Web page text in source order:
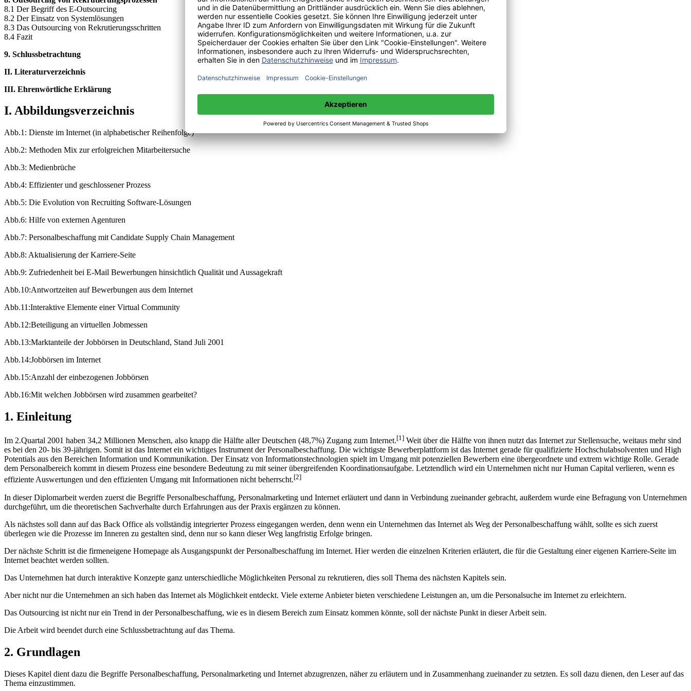
8.1 Der Begriff des E-Outsourcing
8.2 Der Einsatz von Systemlösungen
8.3 Das Outsourcing von Rekrutierungsschritten
8.4 Fazit
9. Schlussbetrachtung
II. Literaturverzeichnis
III. Ehrenwörtliche Erklärung
I. Abbildungsverzeichnis
Abb.1: Dienste im Internet (in alphabetischer Reihenfolge)
Abb.2: Methoden Mix zur erfolgreichen Mitarbeitersuche
Abb.3: Medienbrüche
Abb.4: Effizienter und geschlossener Prozess
Abb.5: Die Evolution von Recruiting Software-Lösungen
Abb.6: Hilfe von externen Agenturen
Abb.7: Personalbeschaffung mit Candidate Supply Chain Management
Abb.8: Aktualisierung der Karriere-Seite
Abb.9: Zufriedenheit bei E-Mail Bewerbungen hinsichtlich Qualität und Aussagekraft
Abb.10:Antwortzeiten auf Bewerbungen aus dem Internet
Abb.11:Interaktive Elemente einer Virtual Community
Abb.12:Beteiligung an virtuellen Jobmessen
Abb.13:Marktanteile der Jobbörsen in Deutschland, Stand Juli 2001
Abb.14:Jobbörsen im Internet
Abb.15:Anzahl der einbezogenen Jobbörsen
Abb.16:Mit welchen Jobbörsen wird zusammen gearbeitet?
1. Einleitung
Im 2.Quartal 2001 haben 34,2 Millionen Menschen, also knapp die Hälfte aller Deutschen (48,7%) Zugang zum Internet.[1] Weit über die Hälfte von ihnen nutzt das Internet zur Stellensuche, weitaus mehr sind
es bei den 20- bis 39-jährigen. Somit ist das Internet ein wichtiges Instrument der Personalbeschaffung. Die wichtigste Bewerberplattform ist das Internet gerade für qualifizierte Hochschulabsolventen und High
Potentials aus den Bereichen Information und Kommunikation. Der Einsatz von Informationstechnologien spielt im Umgang mit potenziellen Bewerbern eine übergeordnete und extrem wichtige Rolle. Gerade
dem Personalbereich kommt in diesem Prozess eine besondere Bedeutung zu mit seiner übergreifenden Koordinationsaufgabe. Letztendlich wird ein Unternehmen nicht nur Human Capital verlieren, wenn es
effiziente Auswertungen und den effizienten Umgang mit Informationen nicht beherrscht.[2]
In dieser Diplomarbeit werden zuerst die Begriffe Personalbeschaffung, Personalmarketing und Internet erläutert und dann in Verbindung zueinander gebracht, außerdem wurde eine Befragung von Unternehmen
durchgeführt, um die theoretischen Sachverhalte durch Erfahrungen aus der Praxis ergänzen zu können.
Als nächstes soll dann auf das Back Office als vollständig integrierter Prozess eingegangen werden, denn wenn ein Unternehmen das Internet als Weg der Personalbeschaffung wählt, sollte es sich zuerst
überlegen wie die Prozesse im Inneren zu gestalten sind, denn nur so kann dieser Weg langfristig Erfolge bringen.
Der nächste Schritt ist die firmeneigene Homepage als Ausgangspunkt der Personalbeschaffung im Internet. Hier werden die einzelnen Kriterien erläutert, die für die Gestaltung einer eigenen Karriere-Seite im
Internet beachtet werden sollten.
Das Unternehmen hat durch interaktive Konzepte ganz unterschiedliche Möglichkeiten Personal zu rekrutieren, dies soll Thema des nächsten Kapitels sein.
Aber nicht nur die Unternehmen an sich haben das Internet als Möglichkeit entdeckt. Viele externe Anbieter bieten verschiedene Leistungen an, um die Personalsuche im Internet zu erleichtern.
Das Outsourcing ist nicht nur ein Trend in der Personalbeschaffung, wie es in diesem Bereich zum Einsatz kommen könnte, soll der nächste Punkt in dieser Arbeit sein.
Die Arbeit wird beendet durch eine Schlussbetrachtung auf das Thema.
2. Grundlagen
Dieses Kapitel dient dazu die Begriffe Personalbeschaffung, Personalmarketing und Internet abzugrenzen, näher zu erläutern und in Zusammenhang zueinander zu setzten. Es soll dazu dienen, den Leser auf das
Thema einzustimmen.